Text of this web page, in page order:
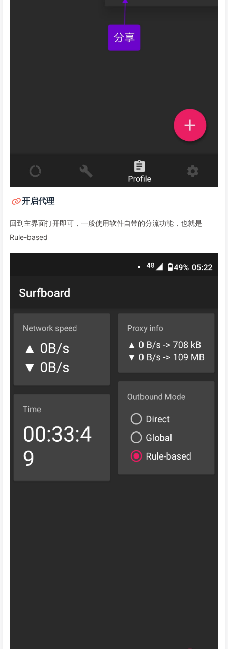
开启代理
回到主界面打开即可，一般使用软件自带的分流功能，也就是
Rule-based